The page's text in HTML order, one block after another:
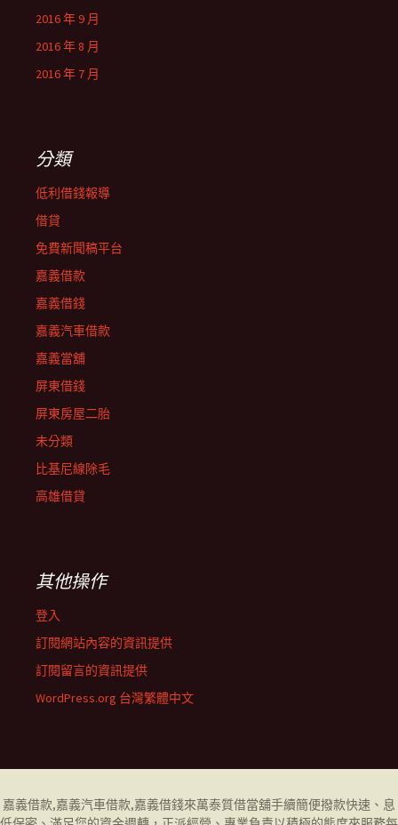
2016 年 9 月
2016 年 8 月
2016 年 7 月
分類
低利借錢報導
借貸
免費新聞稿平台
嘉義借款
嘉義借錢
嘉義汽車借款
嘉義當舖
屏東借錢
屏東房屋二胎
未分類
比基尼線除毛
高雄借貸
其他操作
登入
訂閱網站內容的資訊提供
訂閱留言的資訊提供
WordPress.org 台灣繁體中文
嘉義借款,嘉義汽車借款,嘉義借錢來萬泰質借當舖手續簡便撥款快速、息